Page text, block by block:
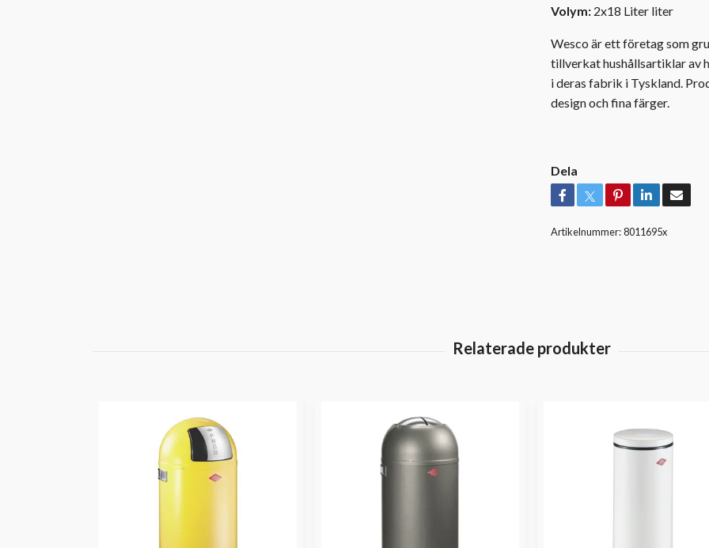
Volym: 2x18 Liter liter
Wesco är ett företag som
tillverkat hushållsartiklar av
i deras fabrik i Tyskland.
design och fina färger.
Dela
Artikelnummer:8011695x